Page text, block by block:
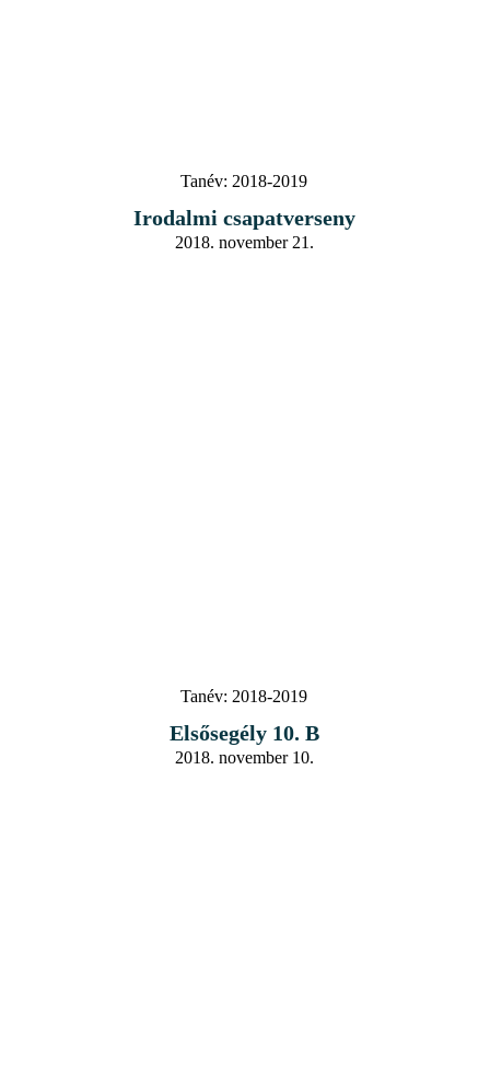
Tanév: 2018-2019
Irodalmi csapatverseny
2018. november 21.
Tanév: 2018-2019
Elsősegély 10. B
2018. november 10.